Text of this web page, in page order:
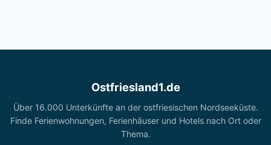
Ostfriesland1.de
Über 16.000 Unterkünfte an der ostfriesischen Nordseeküste.
Finde Ferienwohnungen, Ferienhäuser und Hotels nach Ort oder
Thema.